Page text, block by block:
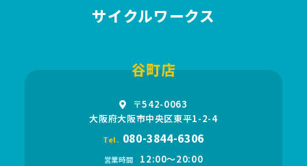
サイクルワークス
谷町店
〒542-0063
大阪府大阪市中央区東平1-2-4
Tel. 080-3844-6306
営業時間 12:00〜20:00